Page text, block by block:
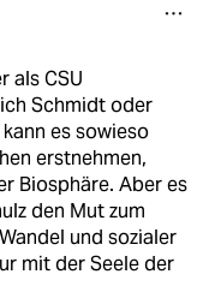
als CSU
Schmidt oder
es sowieso
erstnehmen,
Biosphäre. Aber es
den Mut zum
und sozialer
mit der Seele der